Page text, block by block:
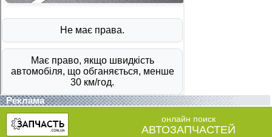
Реклама
онлайн поиск
АВТОЗАПЧАСТЕЙ